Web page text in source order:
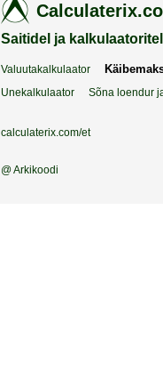
Saitidel ja
Valuutakalkulaator
Unekalkulaator
Sõna loendur
calculaterix.com/et
@ Arkikoodi